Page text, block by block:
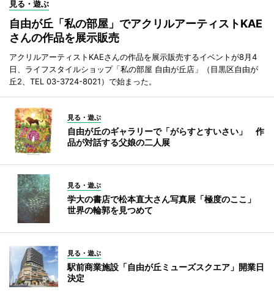
見る・遊ぶ
自由が丘「私の部屋」でアクリルアーティストKAE
さんの作品を展示販売
アクリルアーティストKAEさんの作品を展示販売するイベントが8月4
日、ライフスタイルショップ「私の部屋 自由が丘店」（目黒区自由が
丘2、TEL 03-3724-8021）で始まった。
見る・遊ぶ
自由が丘のギャラリーで「がらすとすいさい」 作
品が対話する父娘の二人展
見る・遊ぶ
学大の書店で松本直大さん写真展「極度のここ」
世界の輪郭を見つめて
見る・遊ぶ
駅前商業施設「自由が丘ミューズスクエア」開業日
決定